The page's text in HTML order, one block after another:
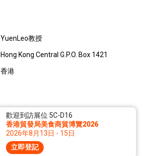
YuenLeo教授
Hong Kong Central G.P.O. Box 1421
香港
歡迎到訪展位 5C-D16
香港貿發局美食商貿博覽2026
2026年8月13日 - 15日
立即登記